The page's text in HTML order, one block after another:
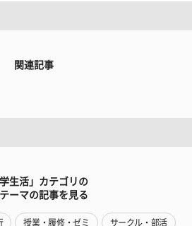
関連記事
学生活」カテゴリの
ーマの記事を見る
授業・履修・ゼミ サークル・部活